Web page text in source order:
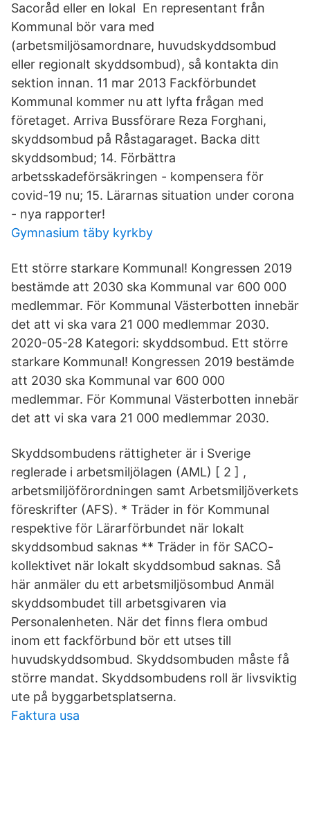
Sacoråd eller en lokal En representant från
Kommunal bör vara med
(arbetsmiljösamordnare, huvudskyddsombud
eller regionalt skyddsombud), så kontakta din
sektion innan. 11 mar 2013 Fackförbundet
Kommunal kommer nu att lyfta frågan med
företaget. Arriva Bussförare Reza Forghani,
skyddsombud på Råstagaraget. Backa ditt
skyddsombud; 14. Förbättra
arbetsskadeförsäkringen - kompensera för
covid-19 nu; 15. Lärarnas situation under corona
- nya rapporter!
Gymnasium täby kyrkby
Ett större starkare Kommunal! Kongressen 2019
bestämde att 2030 ska Kommunal var 600 000
medlemmar. För Kommunal Västerbotten innebär
det att vi ska vara 21 000 medlemmar 2030.
2020-05-28 Kategori: skyddsombud. Ett större
starkare Kommunal! Kongressen 2019 bestämde
att 2030 ska Kommunal var 600 000
medlemmar. För Kommunal Västerbotten innebär
det att vi ska vara 21 000 medlemmar 2030.
Skyddsombudens rättigheter är i Sverige
reglerade i arbetsmiljölagen (AML) [ 2 ] ,
arbetsmiljöförordningen samt Arbetsmiljöverkets
föreskrifter (AFS). * Träder in för Kommunal
respektive för Lärarförbundet när lokalt
skyddsombud saknas ** Träder in för SACO-
kollektivet när lokalt skyddsombud saknas. Så
här anmäler du ett arbetsmiljösombud Anmäl
skyddsombudet till arbetsgivaren via
Personalenheten. När det finns flera ombud
inom ett fackförbund bör ett utses till
huvudskyddsombud. Skyddsombuden måste få
större mandat. Skyddsombudens roll är livsviktig
ute på byggarbetsplatserna.
Faktura usa